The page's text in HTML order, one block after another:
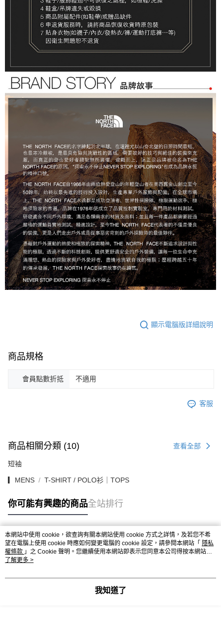
顯示電腦版詳細說明
商品規格
會員點數折抵 不適用
客服
商品相關分類 (10) 查看全部
短袖
▎MENS T-SHIRT / POLO衫｜TOPS
你可能有興趣的商品全站排行
熱門標籤
本網站中使用 cookie，欲查詢有關本網站使用 cookie 方式之詳情，及若您不希
望在電腦上使用 cookie 時應如何變更電腦的 cookie 設定，請參閱本網站「 隱私
權條款 」之 Cookie 聲明。您繼續使用本網站即表示您同意本公司得按本網站使
用條款之 Cookie 聲明使用 cookie。
了解更多 >
我知道了